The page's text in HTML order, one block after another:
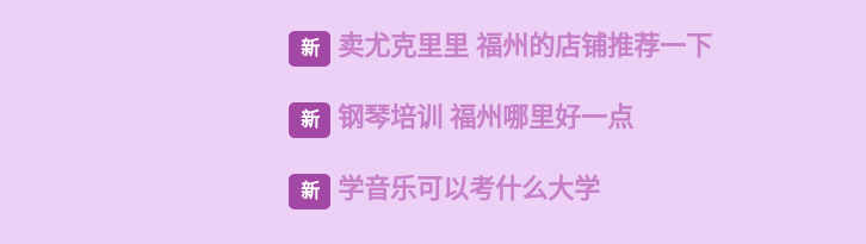
新 卖尤克里里 福州的店铺推荐一下
新 钢琴培训 福州哪里好一点
新 学音乐可以考什么大学